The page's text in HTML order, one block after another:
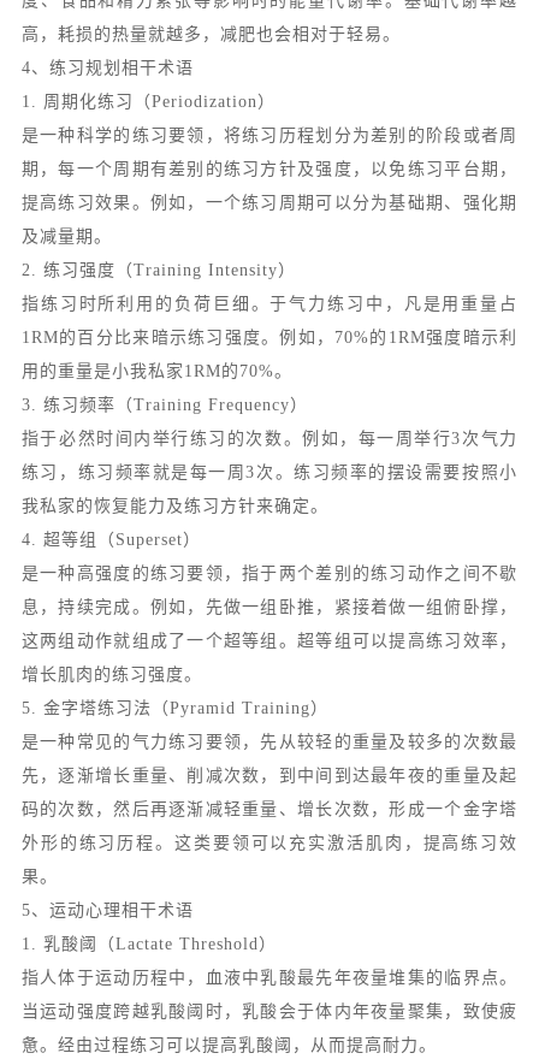
高，耗损的热量就越多，减肥也会相对于轻易。
4、练习规划相干术语
1. 周期化练习（Periodization）
是一种科学的练习要领，将练习历程划分为差别的阶段或者周
期，每一个周期有差别的练习方针及强度，以免练习平台期，
提高练习效果。例如，一个练习周期可以分为基础期、强化期
及减量期。
2. 练习强度（Training Intensity）
指练习时所利用的负荷巨细。于气力练习中，凡是用重量占
1RM的百分比来暗示练习强度。例如，70%的1RM强度暗示利
用的重量是小我私家1RM的70%。
3. 练习频率（Training Frequency）
指于必然时间内举行练习的次数。例如，每一周举行3次气力
练习，练习频率就是每一周3次。练习频率的摆设需要按照小
我私家的恢复能力及练习方针来确定。
4. 超等组（Superset）
是一种高强度的练习要领，指于两个差别的练习动作之间不歇
息，持续完成。例如，先做一组卧推，紧接着做一组俯卧撑，
这两组动作就组成了一个超等组。超等组可以提高练习效率，
增长肌肉的练习强度。
5. 金字塔练习法（Pyramid Training）
是一种常见的气力练习要领，先从较轻的重量及较多的次数最
先，逐渐增长重量、削减次数，到中间到达最年夜的重量及起
码的次数，然后再逐渐减轻重量、增长次数，形成一个金字塔
外形的练习历程。这类要领可以充实激活肌肉，提高练习效
果。
5、运动心理相干术语
1. 乳酸阈（Lactate Threshold）
指人体于运动历程中，血液中乳酸最先年夜量堆集的临界点。
当运动强度跨越乳酸阈时，乳酸会于体内年夜量聚集，致使疲
惫。经由过程练习可以提高乳酸阈，从而提高耐力。